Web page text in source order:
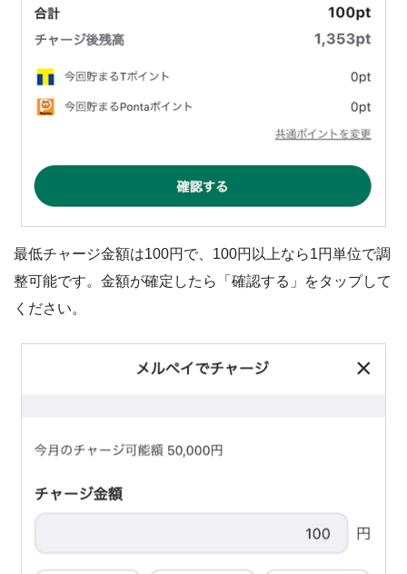
最低チャージ金額は100円で、100円以上なら1円単位で調
整可能です。金額が確定したら「確認する」をタップして
ください。